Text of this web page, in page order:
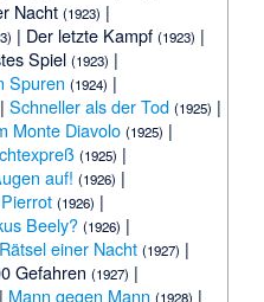
Nacht (1923) |
| Der letzte Kampf (1923) |
Spiel (1923) |
Spuren (1924) |
| Schneller als der Tod (1925) |
Monte Diavolo (1925) |
(1925) |
auf! (1926) |
(1926) |
Beely? (1926) |
Rätsel einer Nacht (1927) |
Gefahren (1927) |
| Mann gegen Mann (1928) |